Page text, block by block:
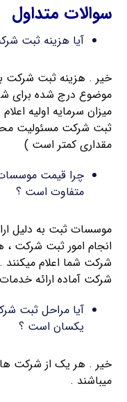
سوالات متداول
آیا هزینه ثبت
خیر . هزینه ثبت شرکت
موضوع درج شده برای
میزان سرمایه اولیه
ثبت شرکت مسئولیت
مقداری کمتر است )
چرا قیمت
متفاوت است ؟
موسسات ثبت به دلیل
انجام امور ثبت شرکت ،
شرکت شما اعلام
شرکت آماده ارائه
آیا مراحل ثبت
یکسان است ؟
خیر . هر یک از شرکت
میباشند .